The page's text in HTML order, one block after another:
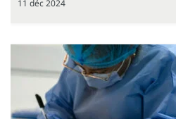
11 déc 2024